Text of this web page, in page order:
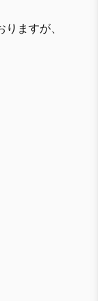
ますが、